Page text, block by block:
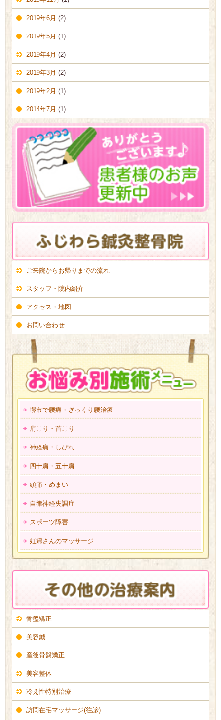
2019年6月 (2)
2019年5月 (1)
2019年4月 (2)
2019年3月 (2)
2019年2月 (1)
2014年7月 (1)
ご来院からお帰りまでの流れ
スタッフ・院内紹介
アクセス・地図
お問い合わせ
堺市で腰痛・ぎっくり腰治療
肩こり・首こり
神経痛・しびれ
四十肩・五十肩
頭痛・めまい
自律神経失調症
スポーツ障害
妊婦さんのマッサージ
骨盤矯正
美容鍼
産後骨盤矯正
美容整体
冷え性特別治療
訪問在宅マッサージ(往診)